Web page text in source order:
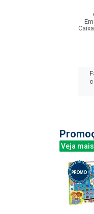
Veja mais